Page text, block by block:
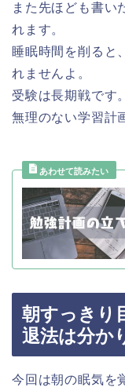
また先ほども書い
れます。
睡眠時間を削ると
れませんよ。
受験は長期戦です。
無理のない学習計
朝すっきり
退法は分か
今回は朝の眠気を